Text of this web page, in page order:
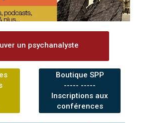
un psychanalyste
Boutique SPP
----- -----
Inscriptions aux
conférences